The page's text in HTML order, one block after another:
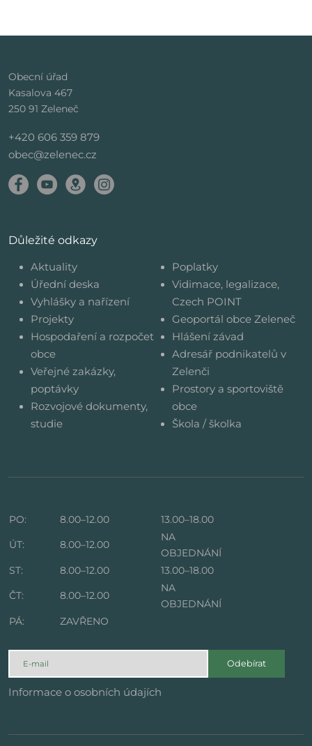
Obecní úřad
Kasalova 467
250 91 Zeleneč
+420 606 359 879
obec@zelenec.cz
Důležité odkazy
Aktuality
Úřední deska
Vyhlášky a nařízení
Projekty
Hospodaření a rozpočet
obce
Veřejné zakázky,
poptávky
Rozvojové dokumenty,
studie
Poplatky
Vidimace, legalizace,
Czech POINT
Geoportál obce Zeleneč
Hlášení závad
Adresář podnikatelů v
Zelenči
Prostory a sportoviště
obce
Škola / školka
PO: 8.00–12.00
13.00–18.00
ÚT:
8.00–12.00
NA
OBJEDNÁNÍ
ST:
8.00–12.00
13.00–18.00
ČT:
8.00–12.00
NA
OBJEDNÁNÍ
PÁ:
ZAVŘENO
Odebírat
Informace o osobních údajích